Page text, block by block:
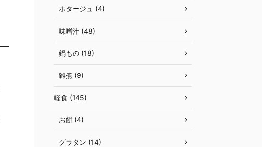
ポタージュ (4)
味噌汁 (48)
鍋もの (18)
雑煮 (9)
軽食 (145)
お餅 (4)
グラタン (14)